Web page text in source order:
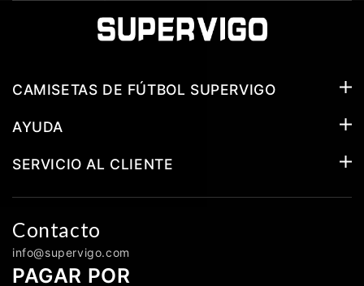
CAMISETAS DE FÚTBOL SUPERVIGO
AYUDA
SERVICIO AL CLIENTE
Contacto
info@supervigo.com
PAGAR POR